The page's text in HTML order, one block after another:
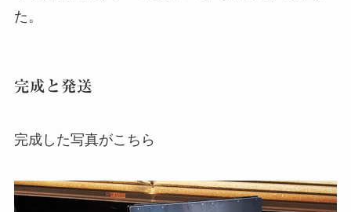
た。
完成と発送
完成した写真がこちら